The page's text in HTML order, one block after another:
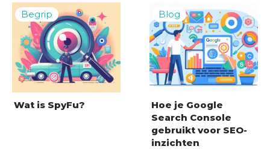
Wat is SpyFu?
Hoe je Google
Search Console
gebruikt voor SEO-
inzichten